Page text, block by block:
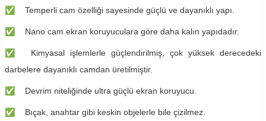
✅ Temperli cam özelliği sayesinde güçlü ve dayanıklı yapı.
✅ Nano cam ekran koruyuculara göre daha kalın yapıdadır.
✅ Kimyasal işlemlerle güçlendirilmiş, çok yüksek derecedeki
darbelere dayanıklı camdan üretilmiştir.
✅ Devrim niteliğinde ultra güçlü ekran koruyucu.
✅ Bıçak, anahtar gibi keskin objelerle bile çizilmez.